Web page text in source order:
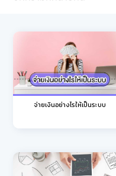
จ่ายเงินอย่างไรให้เป็นระบบ